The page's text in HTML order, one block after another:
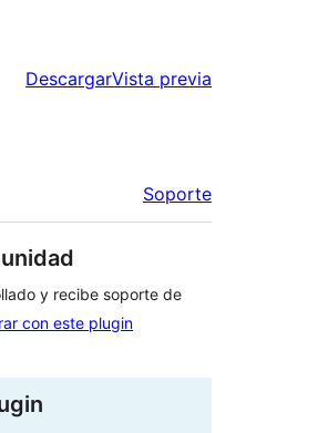
DescargarVista previa
Soporte
y recibe soporte de
con este plugin